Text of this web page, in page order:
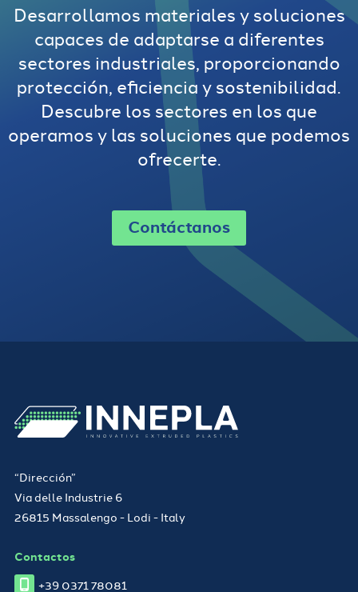
Desarrollamos materiales y soluciones
capaces de adaptarse a diferentes
sectores industriales, proporcionando
protección, eficiencia y sostenibilidad.
Descubre los sectores en los que
operamos y las soluciones que podemos
ofrecerte.
Contáctanos
“Dirección”
Via delle Industrie 6
26815 Massalengo - Lodi - Italy
Contactos
+39 0371 78081